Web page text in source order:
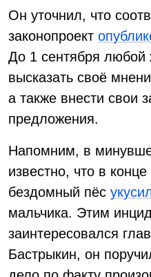
Он уточнил, что
законопроект
До 1 сентября
высказать своё
а также внести свои
предложения.
Напомним, в
известно, что в
бездомный пёс
мальчика. Этим
заинтересовался
Бастрыкин, он